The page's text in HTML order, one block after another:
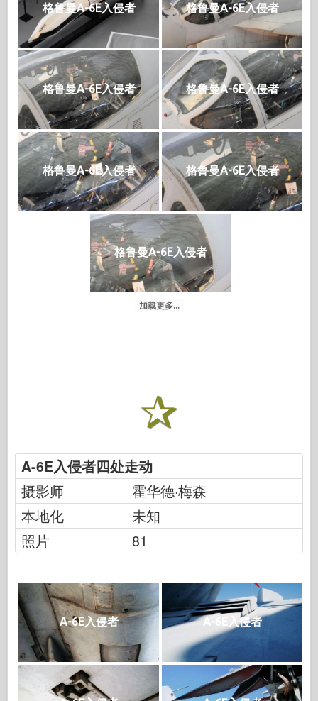
格鲁曼A-6E入侵者 格鲁曼A-6E入侵者
格鲁曼A-6E入侵者 格鲁曼A-6E入侵者
格鲁曼A-6E入侵者 格鲁曼A-6E入侵者
格鲁曼A-6E入侵者
加载更多...
A-6E入侵者四处走动
摄影师
霍华德·梅森
本地化
未知
照片
81
A-6E入侵者 A-6E入侵者